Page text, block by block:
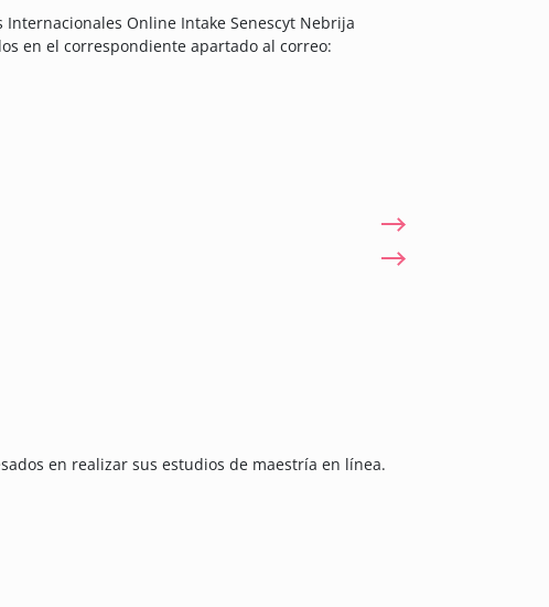
Online Intake Senescyt Nebrija
en el correspondiente apartado al correo:
en realizar sus estudios de maestría en línea.